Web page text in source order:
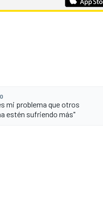
mi problema que otros
estén sufriendo más"